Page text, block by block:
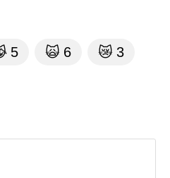
5 🙀 6 😿 3